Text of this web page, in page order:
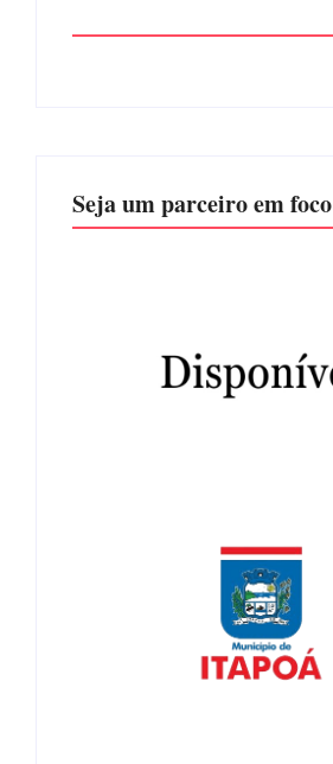
Seja um parceiro em foco